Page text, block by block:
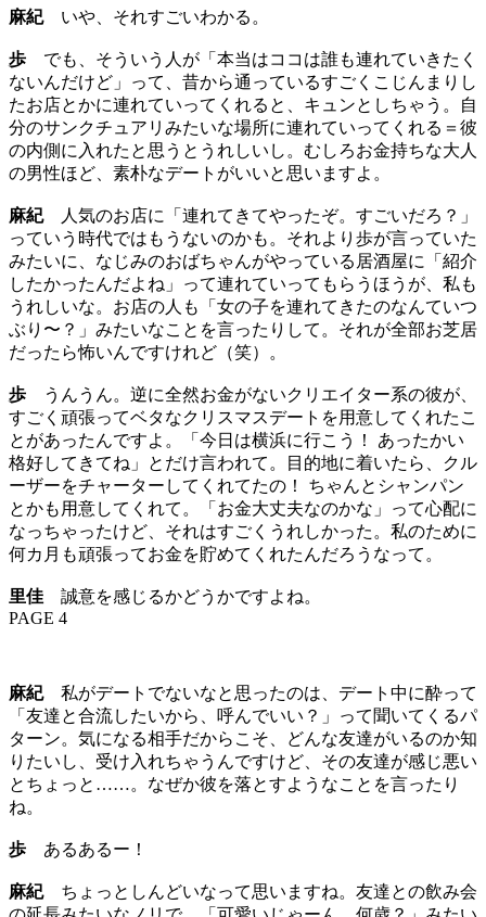
麻紀 いや、それすごいわかる。
歩 でも、そういう人が「本当はココは誰も連れていきたく
ないんだけど」って、昔から通っているすごくこじんまりし
たお店とかに連れていってくれると、キュンとしちゃう。自
分のサンクチュアリみたいな場所に連れていってくれる＝彼
の内側に入れたと思うとうれしいし。むしろお金持ちな大人
の男性ほど、素朴なデートがいいと思いますよ。
麻紀
人気のお店に「連れてきてやったぞ。すごいだろ？」
っていう時代ではもうないのかも。それより歩が言っていた
みたいに、なじみのおばちゃんがやっている居酒屋に「紹介
したかったんだよね」って連れていってもらうほうが、私も
うれしいな。お店の人も「女の子を連れてきたのなんていつ
ぶり〜？」みたいなことを言ったりして。それが全部お芝居
だったら怖いんですけれど（笑）。
歩
うんうん。逆に全然お金がないクリエイター系の彼が、
すごく頑張ってベタなクリスマスデートを用意してくれたこ
とがあったんですよ。「今日は横浜に行こう！ あったかい
格好してきてね」とだけ言われて。目的地に着いたら、クル
ーザーをチャーターしてくれてたの！ ちゃんとシャンパン
とかも用意してくれて。「お金大丈夫なのかな」って心配に
なっちゃったけど、それはすごくうれしかった。私のために
何カ月も頑張ってお金を貯めてくれたんだろうなって。
里佳 誠意を感じるかどうかですよね。
PAGE 4
麻紀 私がデートでないなと思ったのは、デート中に酔って
「友達と合流したいから、呼んでいい？」って聞いてくるパ
ターン。気になる相手だからこそ、どんな友達がいるのか知
りたいし、受け入れちゃうんですけど、その友達が感じ悪い
とちょっと……。なぜか彼を落とすようなことを言ったり
ね。
歩 あるあるー！
麻紀 ちょっとしんどいなって思いますね。友達との飲み会